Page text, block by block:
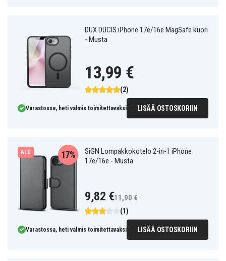
DUX DUCIS iPhone 17e/16e MagSafe kuori
- Musta
(2)
13,99 €
Varastossa, heti valmis toimitettavaksi LISÄÄ OSTOSKORIIN
ALE
SiGN Lompakkokotelo 2-in-1 iPhone
17e/16e - Musta
(1)
17%
9,82 €11,90 €
Varastossa, heti valmis toimitettavaksi LISÄÄ OSTOSKORIIN